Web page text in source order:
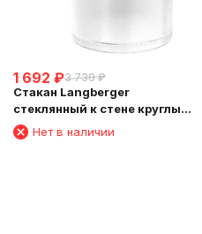
1 692 ₽3 730 ₽
Стакан Langberger
стеклянный к стене круглый
11011AНет в наличии